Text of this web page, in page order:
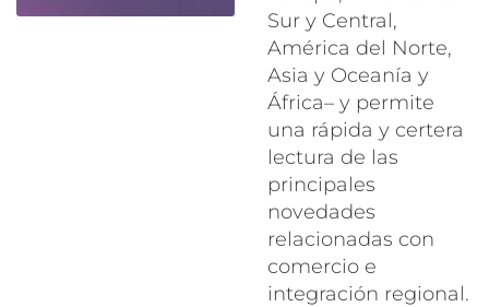
Sur y Central,
América del Norte,
Asia y Oceanía y
África– y permite
una rápida y certera
lectura de las
principales
novedades
relacionadas con
comercio e
integración regional.